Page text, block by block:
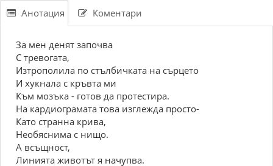
Анотация Коментари
За мен денят започва
С тревогата,
Изтрополила по стълбичката на сърцето
И хукнала с кръвта ми
Към мозъка - готов да протестира.
На кардиограмата това изглежда просто-
Като странна крива,
Необяснима с нищо.
А всъщност,
Линията животът я начупва.